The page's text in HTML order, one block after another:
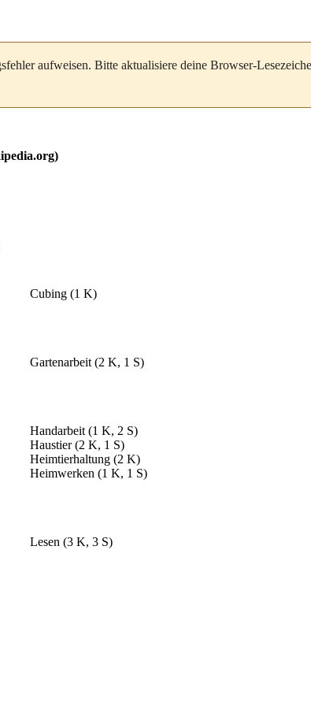
aufweisen. Bitte aktualisiere deine Browser-
Cubing (1 K)
Gartenarbeit (2 K, 1 S)
Handarbeit (1 K, 2 S)
Haustier (2 K, 1 S)
Heimtierhaltung (2 K)
Heimwerken (1 K, 1 S)
Lesen (3 K, 3 S)